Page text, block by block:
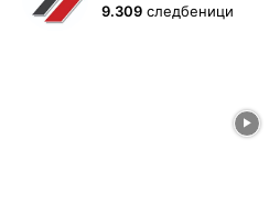
9.309 следбеници